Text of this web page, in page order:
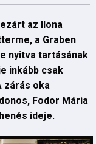
az Ilona
a Graben
nyitva tartásának
inkább csak
zárás oka
Fodor Mária
ideje.